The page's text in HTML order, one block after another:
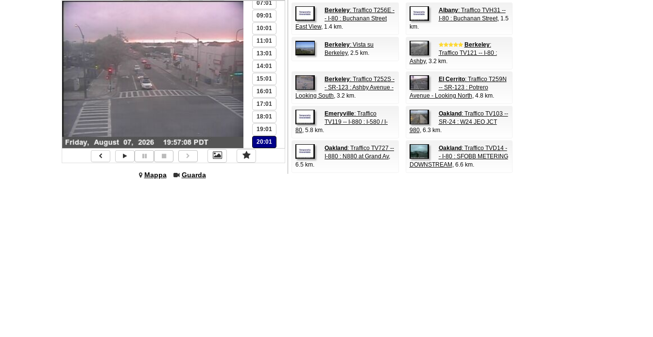
07:01
09:01
10:01
11:01
13:01
14:01
15:01
16:01
17:01
18:01
19:01
20:01
Mappa Guarda
Berkeley: Traffico T256E -
- I-80 : Buchanan Street
East View, 1.4 km.
Albany: Traffico TVH31 --
I-80 : Buchanan Street, 1.5
km.
Berkeley: Vista su
Berkeley, 2.5 km.
Berkeley:
Traffico TV121 -- I-80 :
Ashby, 3.2 km.
Berkeley: Traffico T252S -
- SR-123 : Ashby Avenue -
Looking South, 3.2 km.
El Cerrito: Traffico T259N
-- SR-123 : Potrero
Avenue - Looking North, 4.8 km.
Emeryville: Traffico
TV119 -- I-880 : I-580 / I-
80, 5.8 km.
Oakland : Traffico TV103 --
SR-24 : W24 JEO JCT
980, 6.3 km.
Oakland : Traffico TV727 --
I-880 : N880 at Grand Av,
6.5 km.
Oakland : Traffico TVD14 -
- I-80 : SFOBB METERING
DOWNSTREAM , 6.6 km.